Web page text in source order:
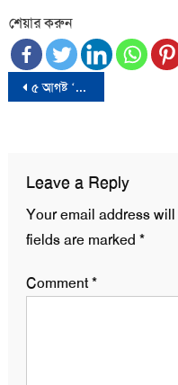
শেয়ার করুন
Post
৫ আগষ্ট ‘ঢাকা চলো’ কর্মসূচি দিয়েছে হেফাজতে ইসলাম
Leave a Reply
Your email address
fields are marked *
Comment*